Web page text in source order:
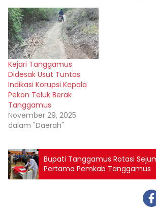
Kejari Tanggamus
Didesak Usut Tuntas
Indikasi Korupsi Kepala
Pekon Teluk Berak
Tanggamus
November 29, 2025
dalam "Daerah"
Bupati Tanggamus Rotasi
Pertama Pemkab Tanggamus